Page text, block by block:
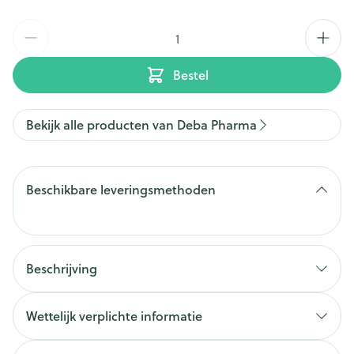
Bestel
Bekijk alle producten van Deba Pharma
Beschikbare leveringsmethoden
Beschrijving
Wettelijk verplichte informatie